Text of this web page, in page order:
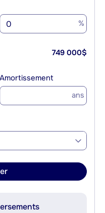
%
749 000$
Amortissement
ans